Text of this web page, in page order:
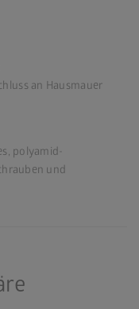
an Hausmauer
polyamid-
und